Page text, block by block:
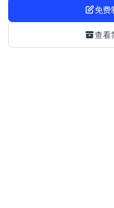
免费
查看